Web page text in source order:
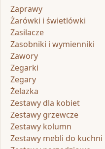
Zaprawy
Żarówki i świetlówki
Zasilacze
Zasobniki i wymienniki
Zawory
Zegarki
Zegary
Żelazka
Zestawy dla kobiet
Zestawy grzewcze
Zestawy kolumn
Zestawy mebli do kuchni